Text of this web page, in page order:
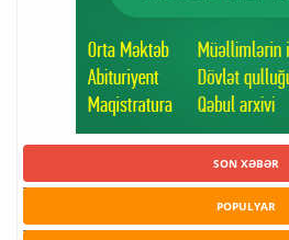
SON XƏBƏR
POPULYAR